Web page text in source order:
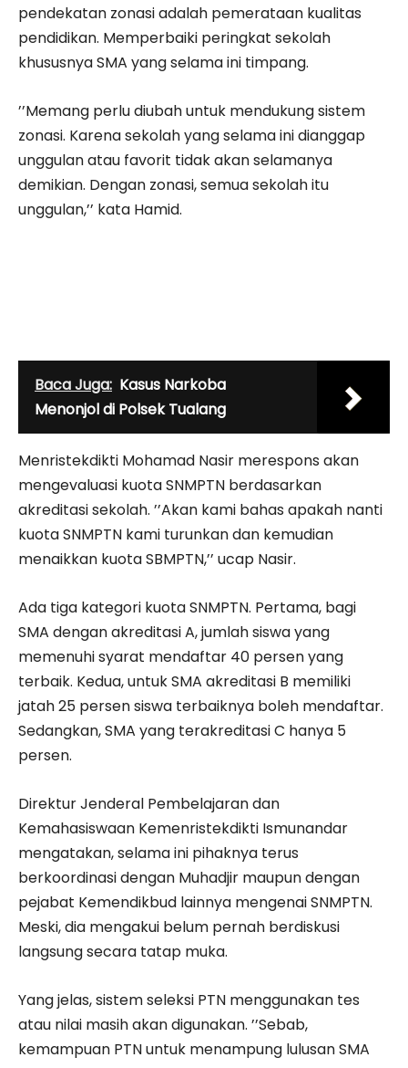
pendekatan zonasi adalah pemerataan kualitas
pendidikan. Memperbaiki peringkat sekolah
khususnya SMA yang selama ini timpang.
’’Memang perlu diubah untuk mendukung sistem
zonasi. Karena sekolah yang selama ini dianggap
unggulan atau favorit tidak akan selamanya
demikian. Dengan zonasi, semua sekolah itu
unggulan,’’ kata Hamid.
Baca Juga: Kasus Narkoba
Menonjol di Polsek Tualang
Menristekdikti Mohamad Nasir merespons akan
mengevaluasi kuota SNMPTN berdasarkan
akreditasi sekolah. ’’Akan kami bahas apakah nanti
kuota SNMPTN kami turunkan dan kemudian
menaikkan kuota SBMPTN,’’ ucap Nasir.
Ada tiga kategori kuota SNMPTN. Pertama, bagi
SMA dengan akreditasi A, jumlah siswa yang
memenuhi syarat mendaftar 40 persen yang
terbaik. Kedua, untuk SMA akreditasi B memiliki
jatah 25 persen siswa terbaiknya boleh mendaftar.
Sedangkan, SMA yang terakreditasi C hanya 5
persen.
Direktur Jenderal Pembelajaran dan
Kemahasiswaan Kemenristekdikti Ismunandar
mengatakan, selama ini pihaknya terus
berkoordinasi dengan Muhadjir maupun dengan
pejabat Kemendikbud lainnya mengenai SNMPTN.
Meski, dia mengakui belum pernah berdiskusi
langsung secara tatap muka.
Yang jelas, sistem seleksi PTN menggunakan tes
atau nilai masih akan digunakan. ’’Sebab,
kemampuan PTN untuk menampung lulusan SMA